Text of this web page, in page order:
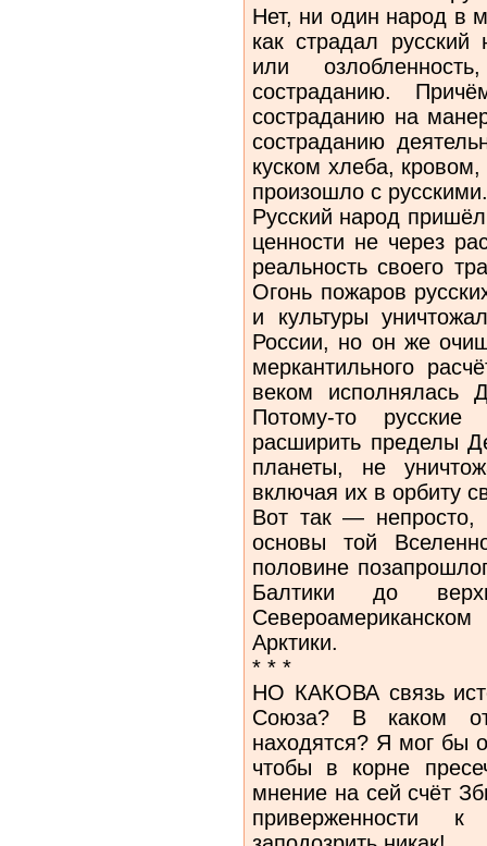
Нет, ни один народ в
как страдал
или
состраданию.
состраданию на
состраданию
куском хлеба,
произошло с русскими.
Русский народ
ценности не через
реальность своего
Огонь пожаров
и культуры
России, но он же
меркантильного
веком исполнялась
Потому-то
расширить пределы
планеты, не
включая их в орбиту
Вот так — непросто,
основы той
половине
Балтики до
Арктики.
* * *
НО КАКОВА связь
Союза? В каком
находятся? Я мог бы
чтобы в корне
мнение на сей счёт
приверженности